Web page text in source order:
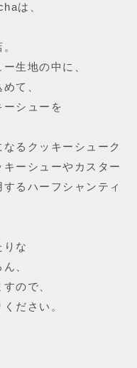
は、
生地の中に、
て、
シューを
るクッキーシューク
ーシューやカスター
る ハーフシャンティ
りな
、
ので、
ださい。